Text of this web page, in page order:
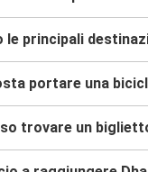
le principali
portare una
trovare un